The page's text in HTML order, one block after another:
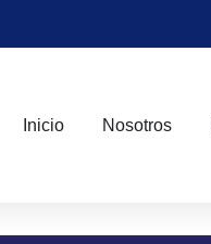
Inicio Nosotros